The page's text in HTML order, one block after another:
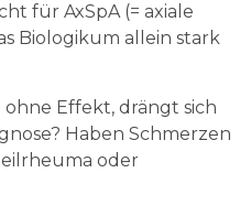
für AxSpA (= axiale
Biologikum allein stark
Effekt, drängt sich
Haben Schmerzen
oder